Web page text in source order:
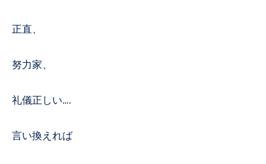
正直、
努力家、
礼儀正しい….
言い換えれば